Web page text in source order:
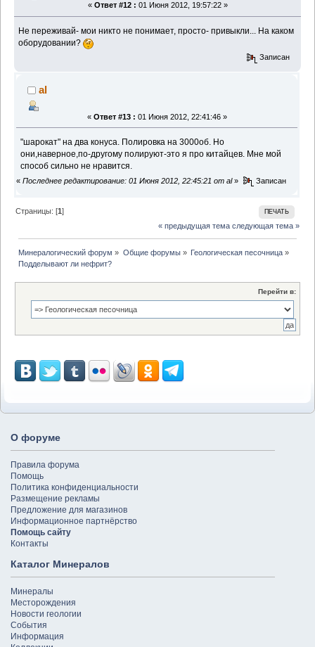
« Ответ #12 : 01 Июня 2012, 19:57:22 »
Не переживай- мои никто не понимает, просто- привыкли... На каком
оборудовании?
Записан
al
« Ответ #13 : 01 Июня 2012, 22:41:46 »
"шарокат" на два конуса. Полировка на 3000об. Но
они,наверное,по-другому полируют-это я про китайцев. Мне мой
способ сильно не нравится.
« Последнее редактирование: 01 Июня 2012, 22:45:21 от al» Записан
ПЕЧАТЬ
Страницы: [1]
« предыдущая тема следующая тема »
Минералогический форум » Общие форумы» Геологическая песочница»
Подделывают ли нефрит?
Перейти в:
О форуме
Правила форума
Помощь
Политика конфиденциальности
Размещение рекламы
Предложение для магазинов
Информационное партнёрство
Помощь сайту
Контакты
Каталог Минералов
Минералы
Месторождения
Новости геологии
События
Информация